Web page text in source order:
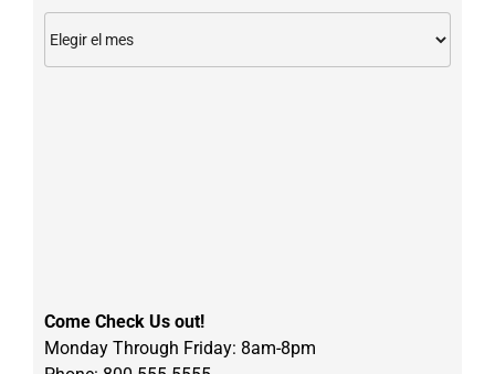
Come Check Us out!
Monday Through Friday: 8am-8pm